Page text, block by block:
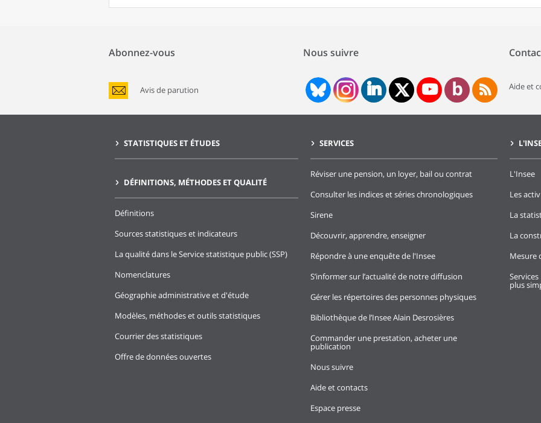
Abonnez-vous
Avis de parution
Nous suivre
Aide et
STATISTIQUES ET ÉTUDES
DÉFINITIONS, MÉTHODES ET QUALITÉ
Définitions
Sources statistiques et indicateurs
La qualité dans le Service statistique public (SSP)
Nomenclatures
Géographie administrative et d'étude
Modèles, méthodes et outils statistiques
Courrier des statistiques
Offre de données ouvertes
SERVICES
Réviser une pension, un loyer, bail ou contrat
Consulter les indices et séries chronologiques
Sirene
Découvrir, apprendre, enseigner
Répondre à une enquête de l'Insee
S’informer sur l’actualité de notre diffusion
Gérer les répertoires des personnes physiques
Bibliothèque de l’Insee Alain Desrosières
Commander une prestation, acheter une
publication
Nous suivre
Aide et contacts
Espace presse
L'Insee
Les
La
La
Mesure
plus